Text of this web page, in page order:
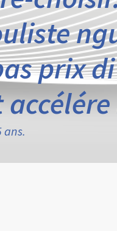
prix
ans.